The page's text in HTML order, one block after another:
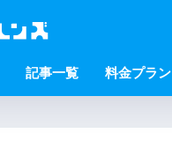
記事一覧 料金プラン